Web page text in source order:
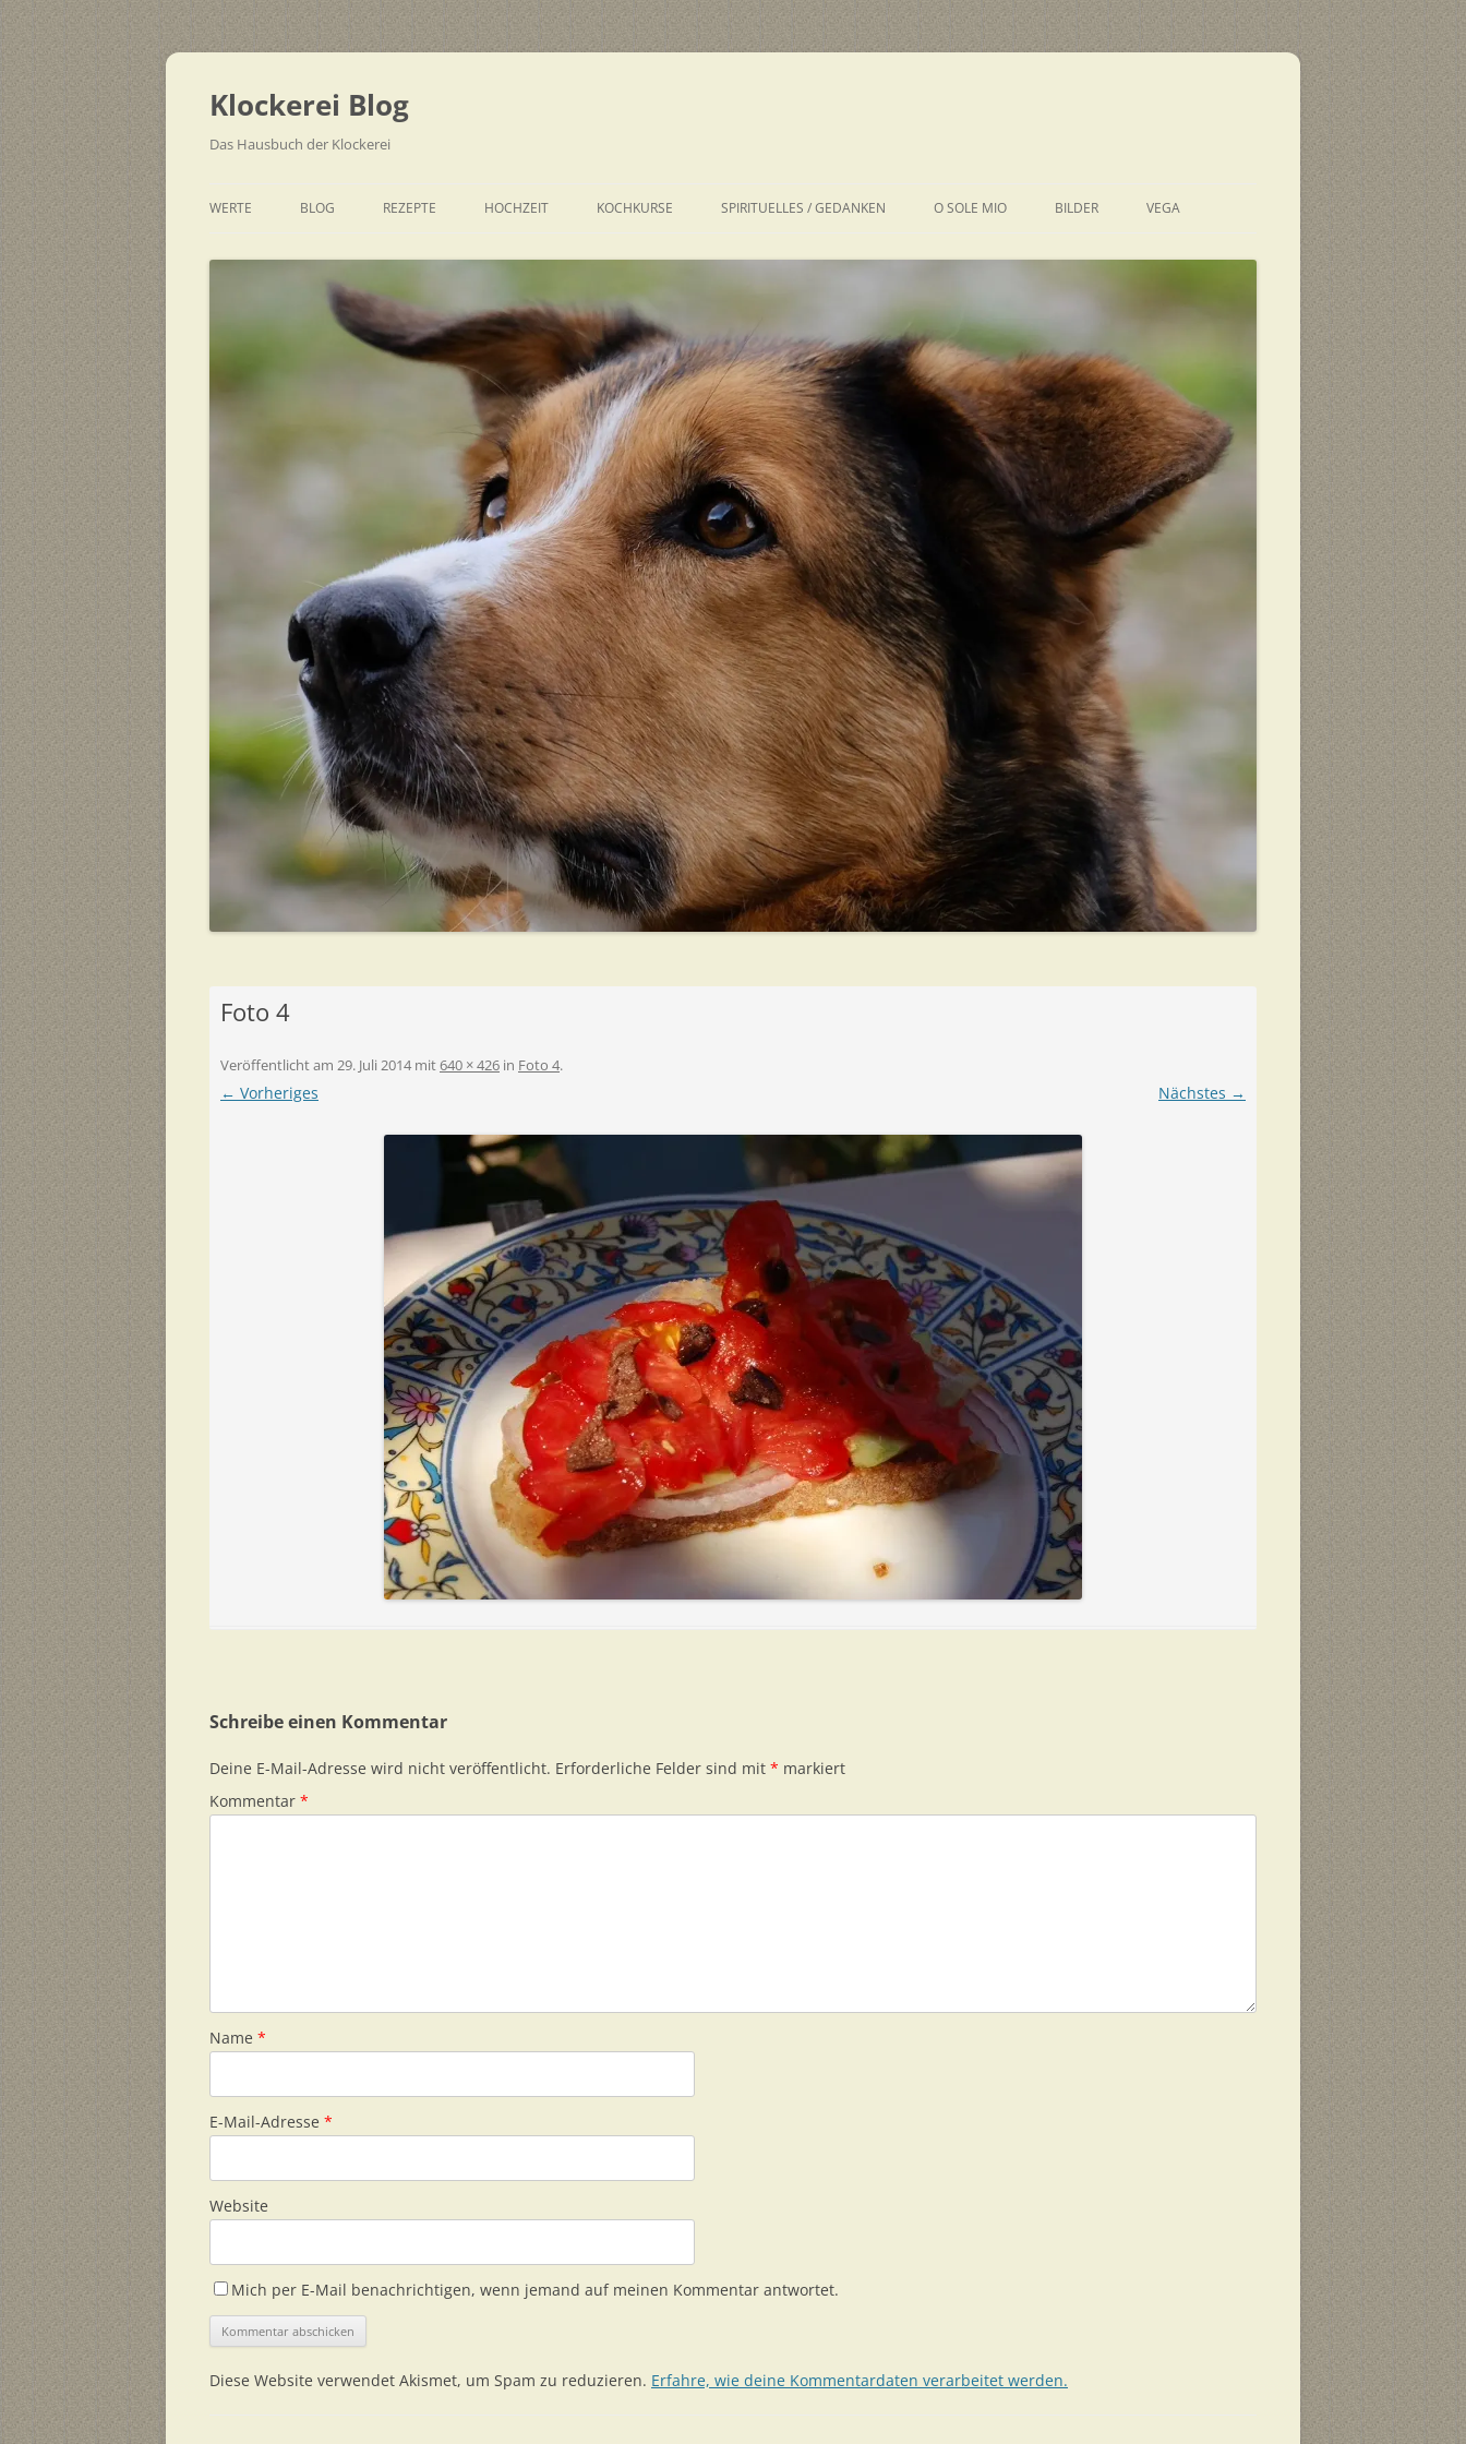
Zum
springen
Klockerei Blog
Das Hausbuch der Klockerei
WERTE BLOG REZEPTE
EINFACH
HOCHZEIT KOCHKURSE SPIRITUELLES / GEDANKEN O SOLE MIO BILDER VEGA
Foto 4
Veröffentlicht am 29. Juli 2014 mit640 × 426 in Foto 4.
← Vorheriges Nächstes →
Schreibe einen Kommentar
Deine E-Mail-Adresse wird nicht veröffentlicht. Erforderliche Felder sind mit * markiert
Kommentar *
Name *
E-Mail-Adresse *
Website
Mich per E-Mail benachrichtigen, wenn jemand auf meinen Kommentar antwortet.
Diese Website verwendet Akismet, um Spam zu reduzieren. Erfahre, wie deine Kommentardaten verarbeitet werden.